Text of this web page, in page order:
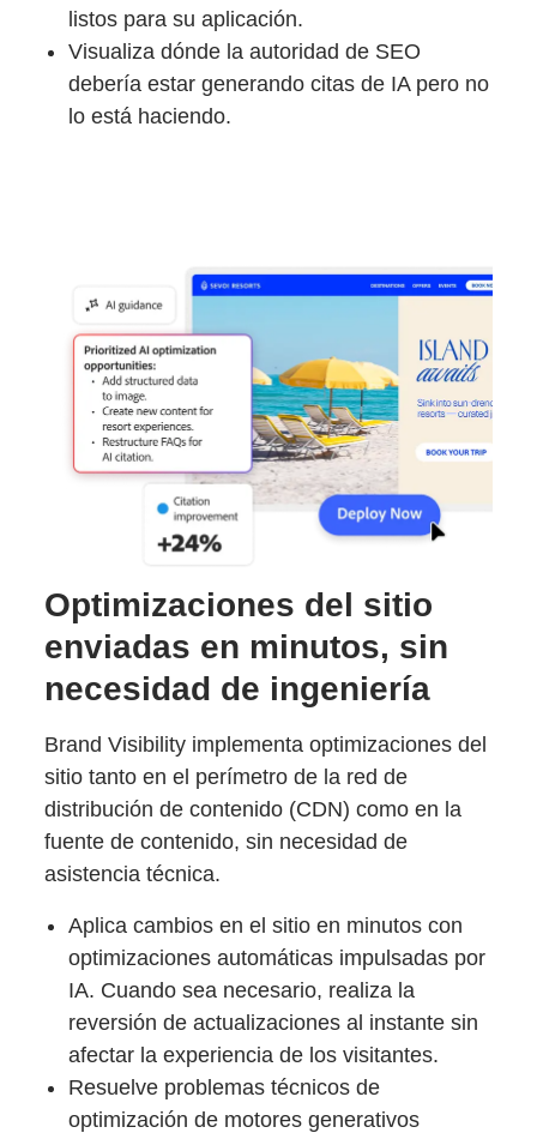
listos para su aplicación.
Visualiza dónde la autoridad de SEO
debería estar generando citas de IA pero no
lo está haciendo.
Optimizaciones del sitio
enviadas en minutos, sin
necesidad de ingeniería
Brand Visibility implementa optimizaciones del
sitio tanto en el perímetro de la red de
distribución de contenido (CDN) como en la
fuente de contenido, sin necesidad de
asistencia técnica.
Aplica cambios en el sitio en minutos con
optimizaciones automáticas impulsadas por
IA. Cuando sea necesario, realiza la
reversión de actualizaciones al instante sin
afectar la experiencia de los visitantes.
Resuelve problemas técnicos de
optimización de motores generativos